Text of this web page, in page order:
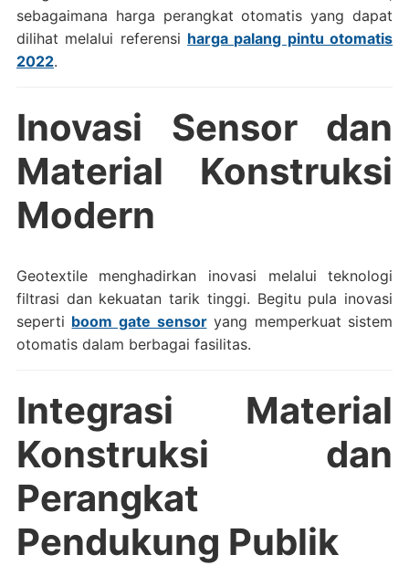
sebagaimana harga perangkat otomatis yang dapat
dilihat melalui referensi harga palang pintu otomatis
2022.
Inovasi Sensor dan
Material Konstruksi
Modern
Geotextile menghadirkan inovasi melalui teknologi
filtrasi dan kekuatan tarik tinggi. Begitu pula inovasi
seperti boom gate sensoryang memperkuat sistem
otomatis dalam berbagai fasilitas.
Integrasi Material
Konstruksi dan
Perangkat
Pendukung Publik